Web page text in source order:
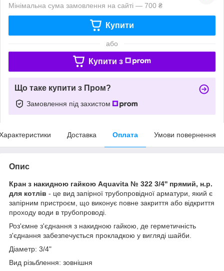
Мінімальна сума замовлення на сайті — 700 ₴
Купити
або
Купити з
Що таке купити з Пром?
Замовлення під захистом
Доставка Оплата Умови повернення
Опис
Кран з накидною гайкою Aquavita № 322 3/4'' прямий, н.р.
для котлів - це вид запірної трубопровідної арматури, який є
запірним пристроєм, що виконує повне закриття або відкриття
проходу води в трубопроводі.
Роз'ємне з'єднання з накидною гайкою, де герметичність
з'єднання забезпечується прокладкою у вигляді шайби.
Діаметр: 3/4"
Вид різьблення: зовнішня